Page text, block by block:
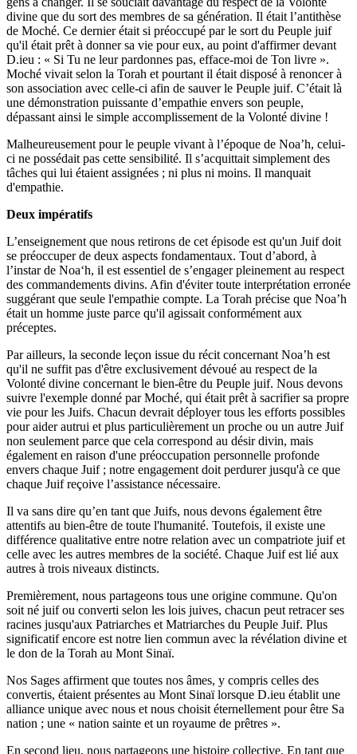
divine que du sort des membres de sa génération. Il était l’antithèse
de Moché. Ce dernier était si préoccupé par le sort du Peuple juif
qu'il était prêt à donner sa vie pour eux, au point d'affirmer devant
D.ieu : « Si Tu ne leur pardonnes pas, efface-moi de Ton livre ».
Moché vivait selon la Torah et pourtant il était disposé à renoncer à
son association avec celle-ci afin de sauver le Peuple juif. C’était là
une démonstration puissante d’empathie envers son peuple,
dépassant ainsi le simple accomplissement de la Volonté divine !
Malheureusement pour le peuple vivant à l’époque de Noa’h, celui-
ci ne possédait pas cette sensibilité. Il s’acquittait simplement des
tâches qui lui étaient assignées ; ni plus ni moins. Il manquait
d'empathie.
Deux impératifs
L’enseignement que nous retirons de cet épisode est qu'un Juif doit
se préoccuper de deux aspects fondamentaux. Tout d’abord, à
l’instar de Noa‘h, il est essentiel de s’engager pleinement au respect
des commandements divins. Afin d'éviter toute interprétation erronée
suggérant que seule l'empathie compte. La Torah précise que Noa’h
était un homme juste parce qu'il agissait conformément aux
préceptes.
Par ailleurs, la seconde leçon issue du récit concernant Noa’h est
qu'il ne suffit pas d'être exclusivement dévoué au respect de la
Volonté divine concernant le bien-être du Peuple juif. Nous devons
suivre l'exemple donné par Moché, qui était prêt à sacrifier sa propre
vie pour les Juifs. Chacun devrait déployer tous les efforts possibles
pour aider autrui et plus particulièrement un proche ou un autre Juif
non seulement parce que cela correspond au désir divin, mais
également en raison d'une préoccupation personnelle profonde
envers chaque Juif ; notre engagement doit perdurer jusqu'à ce que
chaque Juif reçoive l’assistance nécessaire.
Il va sans dire qu’en tant que Juifs, nous devons également être
attentifs au bien-être de toute l'humanité. Toutefois, il existe une
différence qualitative entre notre relation avec un compatriote juif et
celle avec les autres membres de la société. Chaque Juif est lié aux
autres à trois niveaux distincts.
Premièrement, nous partageons tous une origine commune. Qu'on
soit né juif ou converti selon les lois juives, chacun peut retracer ses
racines jusqu'aux Patriarches et Matriarches du Peuple Juif. Plus
significatif encore est notre lien commun avec la révélation divine et
le don de la Torah au Mont Sinaï.
Nos Sages affirment que toutes nos âmes, y compris celles des
convertis, étaient présentes au Mont Sinaï lorsque D.ieu établit une
alliance unique avec nous et nous choisit éternellement pour être Sa
nation ; une « nation sainte et un royaume de prêtres ».
En second lieu, nous partageons une histoire collective. En tant que